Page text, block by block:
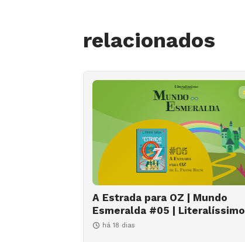
relacionados
A Estrada para OZ | Mundo
Esmeralda #05 | Literalíssimo
há 18 dias